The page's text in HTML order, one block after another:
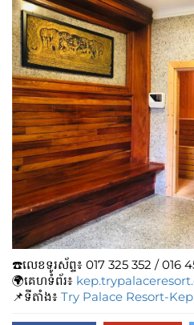
☎️លេខទូរស័ព្ទ៖​​ 017 325 352 / 016
🌍គេហទំព័រ៖
📌ទីតាំង៖ Try Palace Resort-Kep